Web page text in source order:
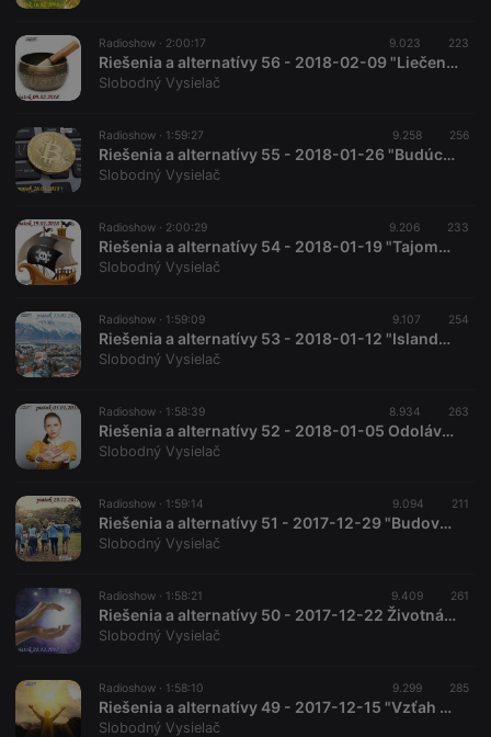
Radioshow · 2:00:17 9.023 223
Riešenia a alternatívy 56 - 2018-02-09 "Liečenie tibetskými miskami"
Slobodný Vysielač
Radioshow · 1:59:27 9.258 256
Riešenia a alternatívy 55 - 2018-01-26 "Budúcnosť kryptomien"
Slobodný Vysielač
Radioshow · 2:00:29 9.206 233
Riešenia a alternatívy 54 - 2018-01-19 "Tajomstvo úspechu pirátskych strán"
Slobodný Vysielač
Radioshow · 1:59:09 9.107 254
Riešenia a alternatívy 53 - 2018-01-12 "Islandská revolúcia"
Slobodný Vysielač
Radioshow · 1:58:39 8.934 263
Riešenia a alternatívy 52 - 2018-01-05 Odolávanie zlému...
Slobodný Vysielač
Radioshow · 1:59:14 9.094 211
Riešenia a alternatívy 51 - 2017-12-29 "Budovanie komunít"
Slobodný Vysielač
Radioshow · 1:58:21 9.409 261
Riešenia a alternatívy 50 - 2017-12-22 Životná energia
Slobodný Vysielač
Radioshow · 1:58:10 9.299 285
Riešenia a alternatívy 49 - 2017-12-15 "Vzťah k Bohu"
Slobodný Vysielač